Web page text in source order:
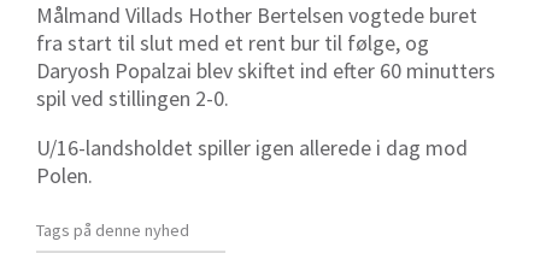
Målmand Villads Hother Bertelsen vogtede buret
fra start til slut med et rent bur til følge, og
Daryosh Popalzai blev skiftet ind efter 60 minutters
spil ved stillingen 2-0.
U/16-landsholdet spiller igen allerede i dag mod
Polen.
Tags på denne nyhed